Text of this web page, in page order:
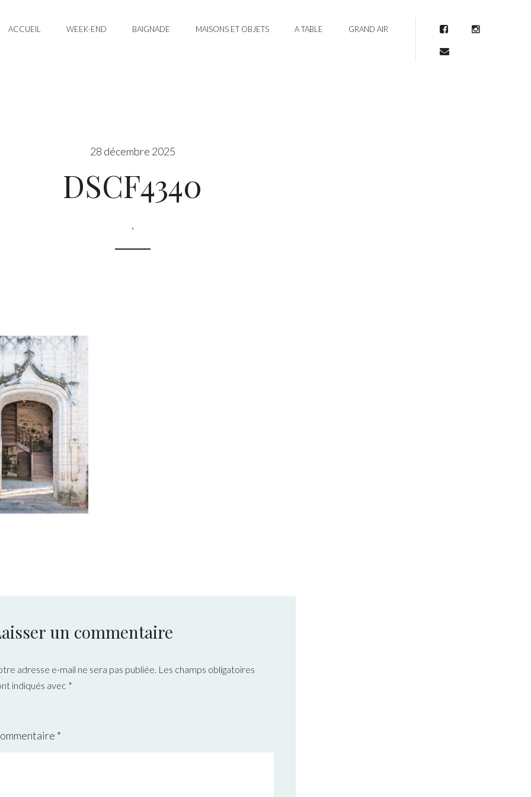
ACCUEIL WEEK-END BAIGNADE MAISONS ET OBJETS A TABLE GRAND AIR FacebookInstagram
Mail
28 décembre 2025
DSCF4340
,
un commentaire
adresse e-mail ne sera pas publiée. Les champs obligatoires
indiqués avec *
*